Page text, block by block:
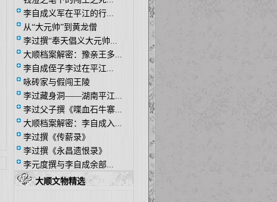
李自成义军在平江的行...
从“大元帅”到黄龙僧
李过撰“奉天倡义大元帅...
大顺档案解密：豫亲王多...
李自成侄子李过在平江...
咏砖家与假闯王陵
李过藏身洞——湖南平江...
李过父子撰《喋血石牛寨...
大顺档案解密：李自成入...
李过撰《传薪录》
李过撰《永昌遗恨录》
李元度撰与李自成余部...
大顺文物精选